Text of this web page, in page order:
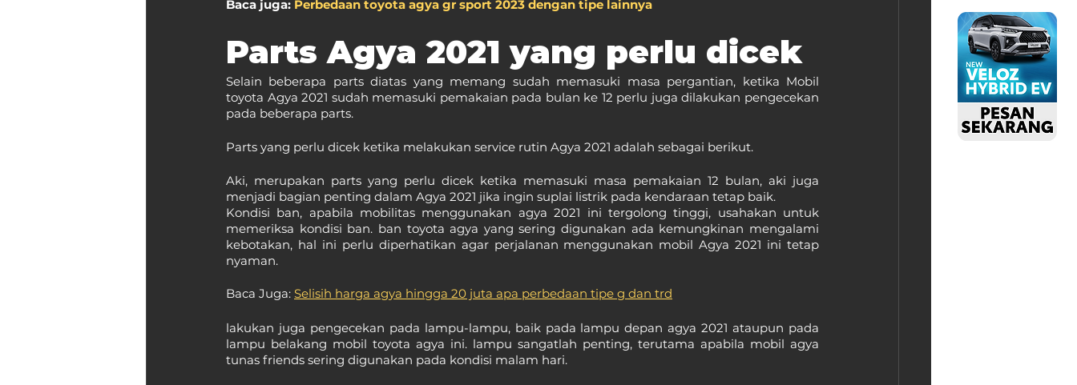
Baca juga: Perbedaan toyota agya gr sport 2023 dengan tipe lainnya
Parts Agya 2021 yang perlu dicek
Selain beberapa parts diatas yang memang sudah memasuki masa pergantian, ketika Mobil
toyota Agya 2021 sudah memasuki pemakaian pada bulan ke 12 perlu juga dilakukan pengecekan
pada beberapa parts.
Parts yang perlu dicek ketika melakukan service rutin Agya 2021 adalah sebagai berikut.
Aki, merupakan parts yang perlu dicek ketika memasuki masa pemakaian 12 bulan, aki juga
menjadi bagian penting dalam Agya 2021 jika ingin suplai listrik pada kendaraan tetap baik.
Kondisi ban, apabila mobilitas menggunakan agya 2021 ini tergolong tinggi, usahakan untuk
memeriksa kondisi ban. ban toyota agya yang sering digunakan ada kemungkinan mengalami
kebotakan, hal ini perlu diperhatikan agar perjalanan menggunakan mobil Agya 2021 ini tetap
nyaman.
Baca Juga: Selisih harga agya hingga 20 juta apa perbedaan tipe g dan trd
lakukan juga pengecekan pada lampu-lampu, baik pada lampu depan agya 2021 ataupun pada
lampu belakang mobil toyota agya ini. lampu sangatlah penting, terutama apabila mobil agya
tunas friends sering digunakan pada kondisi malam hari.